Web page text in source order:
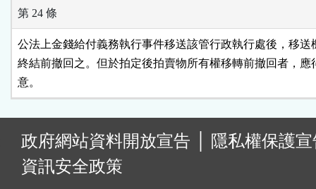
第 24 條
公法上金錢給付義務執行事件移送該管行政執行處後，移送
終結前撤回之。但於拍定後拍賣物所有權移轉前撤回者，應
意。
政府網站資料開放宣告
隱私權保護
資訊安全政策